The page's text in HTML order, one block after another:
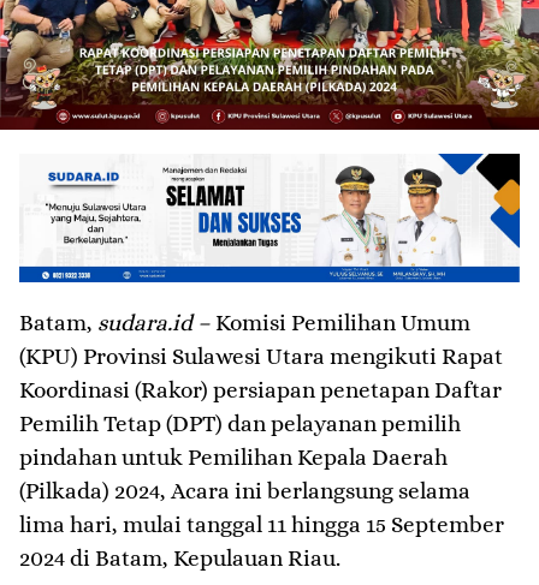
Batam, sudara.id – Komisi Pemilihan Umum
(KPU) Provinsi Sulawesi Utara mengikuti Rapat
Koordinasi (Rakor) persiapan penetapan Daftar
Pemilih Tetap (DPT) dan pelayanan pemilih
pindahan untuk Pemilihan Kepala Daerah
(Pilkada) 2024, Acara ini berlangsung selama
lima hari, mulai tanggal 11 hingga 15 September
2024 di Batam, Kepulauan Riau.